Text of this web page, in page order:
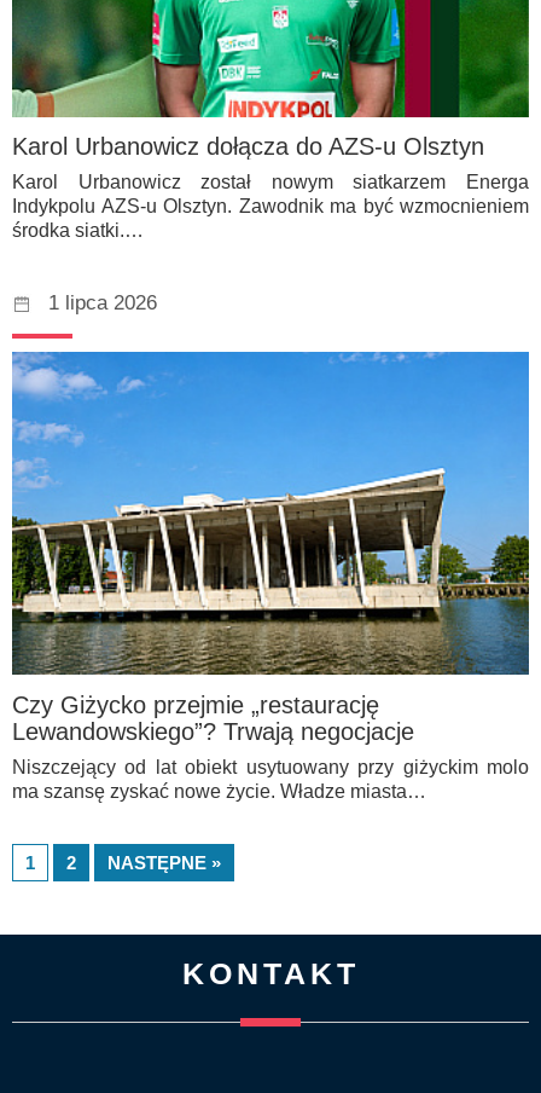
Karol Urbanowicz dołącza do AZS-u Olsztyn
Karol Urbanowicz został nowym siatkarzem Energa
Indykpolu AZS-u Olsztyn. Zawodnik ma być wzmocnieniem
środka siatki.…
1 lipca 2026
Czy Giżycko przejmie „restaurację
Lewandowskiego”? Trwają negocjacje
Niszczejący od lat obiekt usytuowany przy giżyckim molo
ma szansę zyskać nowe życie. Władze miasta…
1 2 NASTĘPNE »
KONTAKT